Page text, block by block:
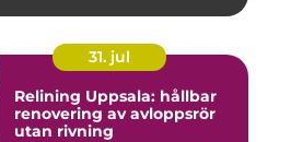
31. jul
Relining Uppsala: hållbar
renovering av avloppsrör
utan rivning